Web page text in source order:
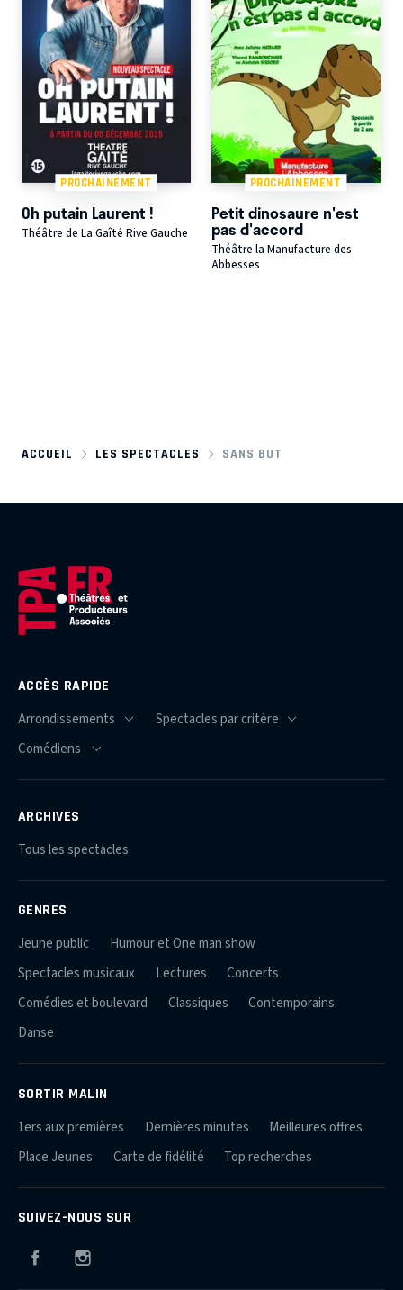
PROCHAINEMENT
Oh putain Laurent !
Théâtre de La Gaîté Rive Gauche
PROCHAINEMENT
Petit dinosaure n'est
pas d'accord
Théâtre la Manufacture des
Abbesses
ACCUEIL LES SPECTACLES SANS BUT
ACCÈS RAPIDE
ARCHIVES
Tous les spectacles
GENRES
Jeune public
Humour et One man show
Spectacles musicaux
Lectures
Concerts
Comédies et boulevard
Classiques
Contemporains
Danse
SORTIR MALIN
1ers aux premières Dernières minutes
Meilleures offres
Place Jeunes
Carte de fidélité Top recherches
SUIVEZ-NOUS SUR
Facebook